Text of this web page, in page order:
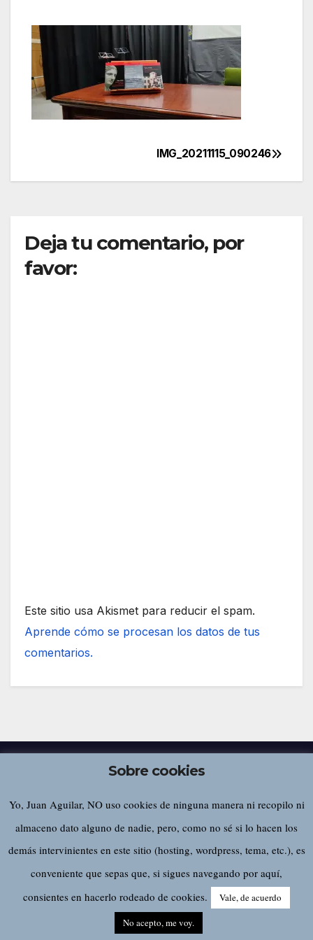
de
IMG_20211115_090246
Deja tu comentario, por
favor:
Este sitio usa Akismet para reducir el spam.
Aprende cómo se procesan los datos de tus
comentarios.
Juan Aguilar
Funciona gracias a WordPress|Tema:Newsupde Themeansar
HomeSobre este sitio…
Sobre cookies
Yo, Juan Aguilar, NO uso cookies de ninguna manera ni recopilo ni
almaceno dato alguno de nadie, pero, como no sé si lo hacen los
demás intervinientes en este sitio (hosting, wordpress, tema, etc.), es
conveniente que sepas que, si sigues navegando por aquí,
consientes en hacerlo rodeado de cookies.
Vale, de acuerdo
No acepto, me voy.